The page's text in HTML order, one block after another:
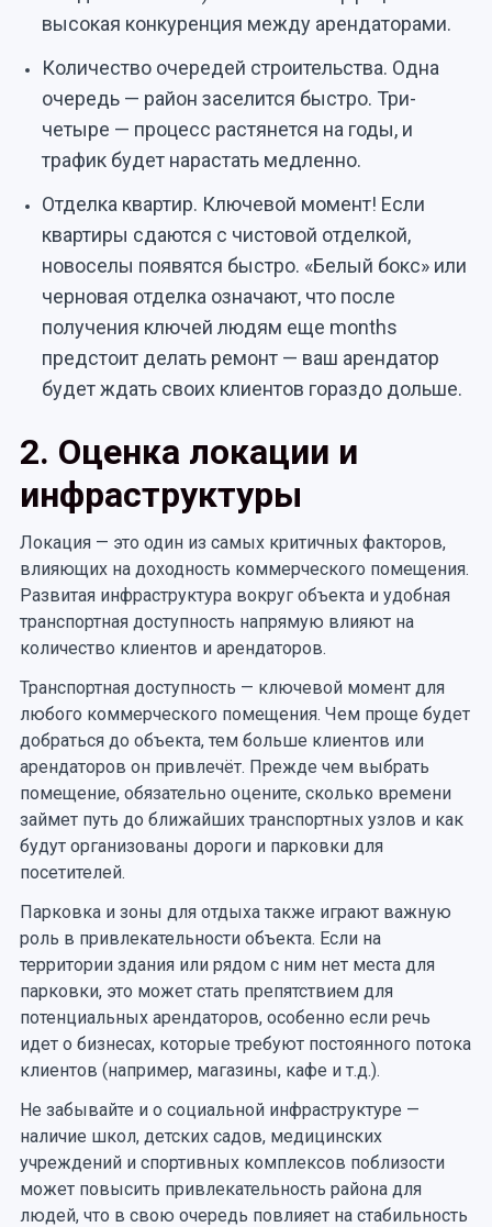
высокая конкуренция между арендаторами.
Количество очередей строительства. Одна
очередь — район заселится быстро. Три-
четыре — процесс растянется на годы, и
трафик будет нарастать медленно.
Отделка квартир. Ключевой момент! Если
квартиры сдаются с чистовой отделкой,
новоселы появятся быстро. «Белый бокс» или
черновая отделка означают, что после
получения ключей людям еще months
предстоит делать ремонт — ваш арендатор
будет ждать своих клиентов гораздо дольше.
2. Оценка локации и
инфраструктуры
Локация — это один из самых критичных факторов,
влияющих на доходность коммерческого помещения.
Развитая инфраструктура вокруг объекта и удобная
транспортная доступность напрямую влияют на
количество клиентов и арендаторов.
Транспортная доступность — ключевой момент для
любого коммерческого помещения. Чем проще будет
добраться до объекта, тем больше клиентов или
арендаторов он привлечёт. Прежде чем выбрать
помещение, обязательно оцените, сколько времени
займет путь до ближайших транспортных узлов и как
будут организованы дороги и парковки для
посетителей.
Парковка и зоны для отдыха также играют важную
роль в привлекательности объекта. Если на
территории здания или рядом с ним нет места для
парковки, это может стать препятствием для
потенциальных арендаторов, особенно если речь
идет о бизнесах, которые требуют постоянного потока
клиентов (например, магазины, кафе и т.д.).
Не забывайте и о социальной инфраструктуре —
наличие школ, детских садов, медицинских
учреждений и спортивных комплексов поблизости
может повысить привлекательность района для
людей, что в свою очередь повлияет на стабильность